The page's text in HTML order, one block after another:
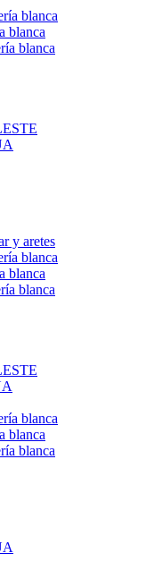
blanca
blanca
blanca
y aretes
blanca
blanca
blanca
blanca
blanca
blanca